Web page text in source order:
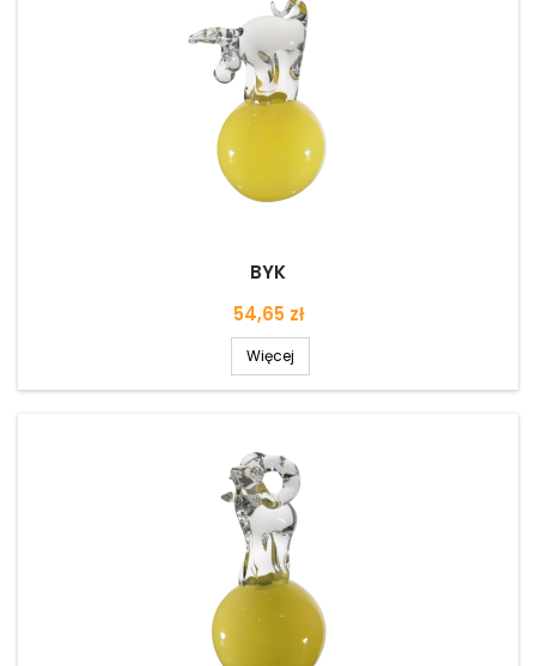
BYK
Cena
54,65 zł
Więcej